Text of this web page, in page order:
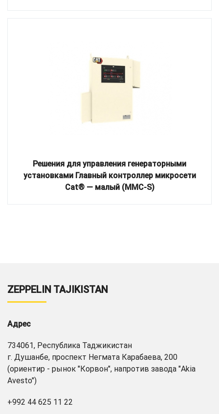
Решения для управления генераторными
установками Главный контроллер микросети
Cat® — малый (MMC-S)
ZEPPELIN TAJIKISTAN
Адрес
734061, Республика Таджикистан
г. Душанбе, проспект Негмата Карабаева, 200
(ориентир - рынок "Корвон", напротив завода "Akia
Avesto")
+992 44 625 11 22